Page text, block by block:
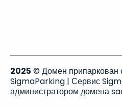
2025 © Домен припаркован
SigmaParking | Сервис
администратором домена